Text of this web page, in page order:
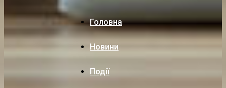
Головна
Новини
Події